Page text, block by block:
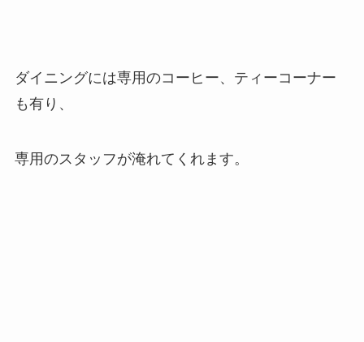
ダイニングには専用のコーヒー、ティーコーナー
も有り、
専用のスタッフが淹れてくれます。